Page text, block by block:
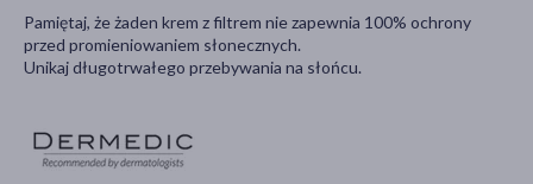
Pamiętaj, że żaden krem z filtrem nie zapewnia 100% ochrony
przed promieniowaniem słonecznych.
Unikaj długotrwałego przebywania na słońcu.